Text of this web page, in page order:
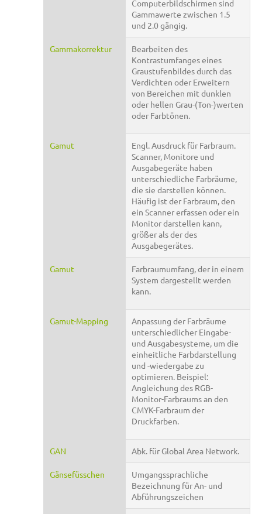
Computerbildschirmen sind
Gammawerte zwischen 1.5
und 2.0 gängig.
Gammakorrektur
Bearbeiten des
Kontrastumfanges eines
Graustufenbildes durch das
Verdichten oder Erweitern
von Bereichen mit dunklen
oder hellen Grau-(Ton-)werten
oder Farbtönen.
Gamut
Engl. Ausdruck für Farbraum.
Scanner, Monitore und
Ausgabegeräte haben
unterschiedliche Farbräume,
die sie darstellen können.
Häufig ist der Farbraum, den
ein Scanner erfassen oder ein
Monitor darstellen kann,
größer als der des
Ausgabegerätes.
Gamut
Farbraumumfang, der in einem
System dargestellt werden
kann.
Gamut-Mapping
Anpassung der Farbräume
unterschiedlicher Eingabe-
und Ausgabesysteme, um die
einheitliche Farbdarstellung
und -wiedergabe zu
optimieren. Beispiel:
Angleichung des RGB-
Monitor-Farbraums an den
CMYK-Farbraum der
Druckfarben.
GAN Abk. für Global Area Network.
Gänsefüsschen
Umgangssprachliche
Bezeichnung für An- und
Abführungszeichen